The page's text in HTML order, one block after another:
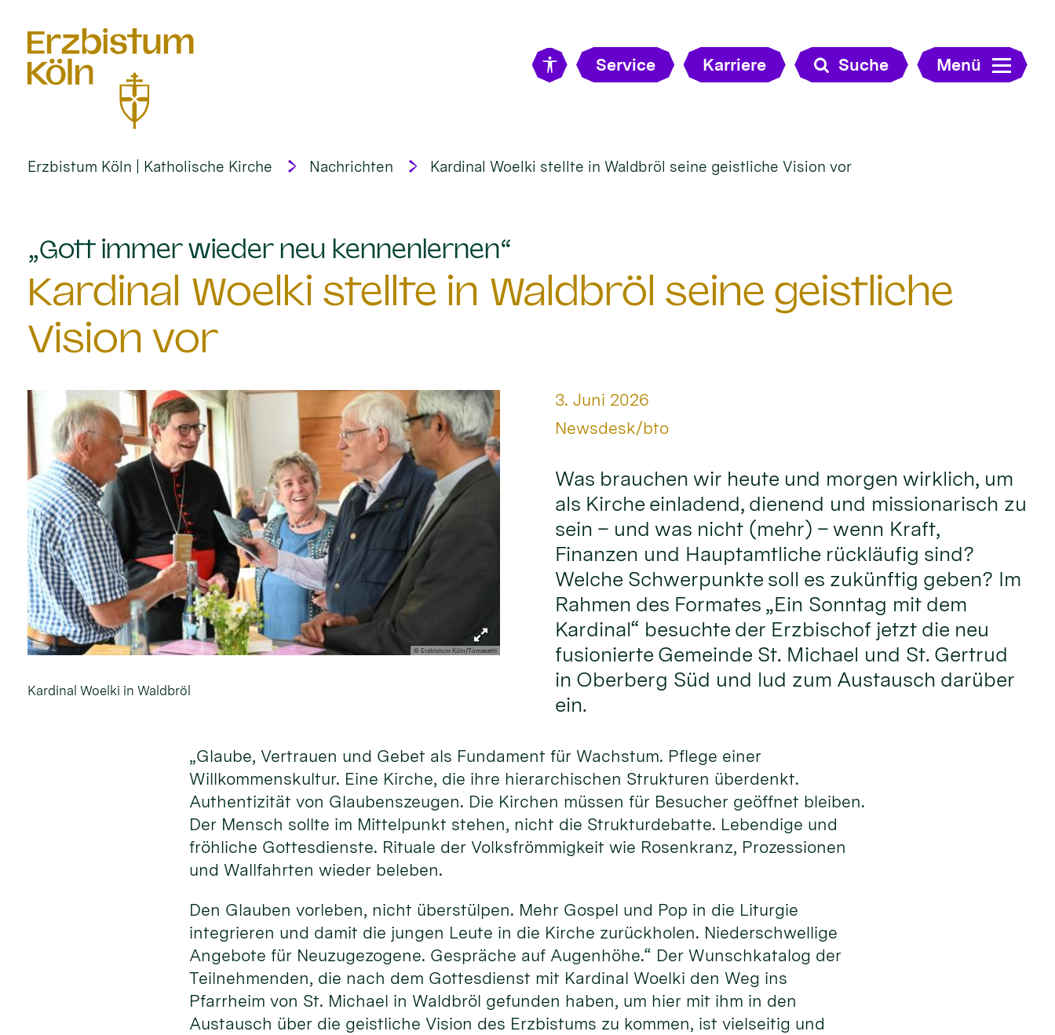
Service Karriere Suche Menü
Erzbistum Köln | Katholische Kirche Nachrichten Kardinal Woelki stellte in Waldbröl seine geistliche Vision vor
„Gott immer wieder neu kennenlernen“
Kardinal Woelki stellte in Waldbröl seine geistliche
Vision vor
© Erzbistum Köln/Tomasetti
Kardinal Woelki in Waldbröl
Datum:
3. Juni 2026
Von:
Newsdesk/bto
Was brauchen wir heute und morgen wirklich, um
als Kirche einladend, dienend und missionarisch zu
sein – und was nicht (mehr) – wenn Kraft,
Finanzen und Hauptamtliche rückläufig sind?
Welche Schwerpunkte soll es zukünftig geben? Im
Rahmen des Formates „Ein Sonntag mit dem
Kardinal“ besuchte der Erzbischof jetzt die neu
fusionierte Gemeinde St. Michael und St. Gertrud
in Oberberg Süd und lud zum Austausch darüber
ein.
„Glaube, Vertrauen und Gebet als Fundament für Wachstum. Pflege einer
Willkommenskultur. Eine Kirche, die ihre hierarchischen Strukturen überdenkt.
Authentizität von Glaubenszeugen. Die Kirchen müssen für Besucher geöffnet bleiben.
Der Mensch sollte im Mittelpunkt stehen, nicht die Strukturdebatte. Lebendige und
fröhliche Gottesdienste. Rituale der Volksfrömmigkeit wie Rosenkranz, Prozessionen
und Wallfahrten wieder beleben.
Den Glauben vorleben, nicht überstülpen. Mehr Gospel und Pop in die Liturgie
integrieren und damit die jungen Leute in die Kirche zurückholen. Niederschwellige
Angebote für Neuzugezogene. Gespräche auf Augenhöhe.“ Der Wunschkatalog der
Teilnehmenden, die nach dem Gottesdienst mit Kardinal Woelki den Weg ins
Pfarrheim von St. Michael in Waldbröl gefunden haben, um hier mit ihm in den
Austausch über die geistliche Vision des Erzbistums zu kommen, ist vielseitig und